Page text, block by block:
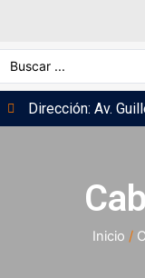
Dirección: Av.
Inicio /